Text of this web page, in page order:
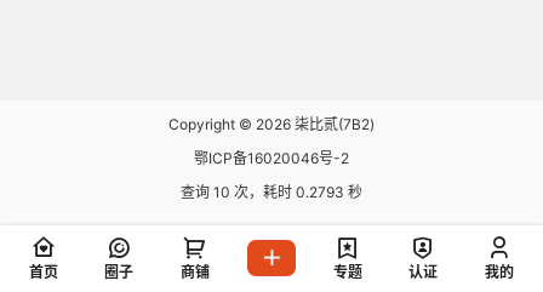
Copyright © 2026 柒比贰(7B2)
鄂ICP备16020046号-2
查询 10 次，耗时 0.2793 秒
首页 圈子 商铺 专题 认证 我的